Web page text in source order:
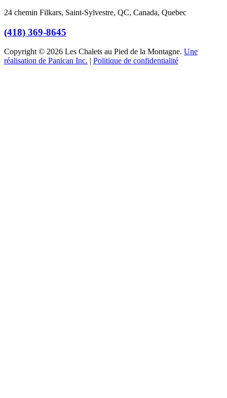
24 chemin Filkars, Saint-Sylvestre, QC, Canada, Quebec
(418) 369-8645
Copyright © 2026 Les Chalets au Pied de la Montagne. Une
réalisation de Panican Inc. | Politique de confidentialité